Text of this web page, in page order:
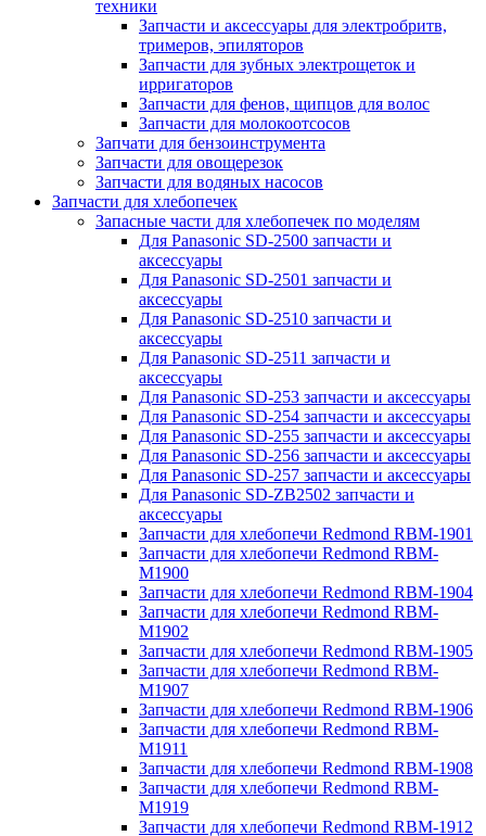
техники
Запчасти и аксессуары для электробритв,
тримеров, эпиляторов
Запчасти для зубных электрощеток и
ирригаторов
Запчасти для фенов, щипцов для волос
Запчасти для молокоотсосов
Запчати для бензоинструмента
Запчасти для овощерезок
Запчасти для водяных насосов
Запчасти для хлебопечек
Запасные части для хлебопечек по моделям
Для Panasonic SD-2500 запчасти и
аксессуары
Для Panasonic SD-2501 запчасти и
аксессуары
Для Panasonic SD-2510 запчасти и
аксессуары
Для Panasonic SD-2511 запчасти и
аксессуары
Для Panasonic SD-253 запчасти и аксессуары
Для Panasonic SD-254 запчасти и аксессуары
Для Panasonic SD-255 запчасти и аксессуары
Для Panasonic SD-256 запчасти и аксессуары
Для Panasonic SD-257 запчасти и аксессуары
Для Panasonic SD-ZB2502 запчасти и
аксессуары
Запчасти для хлебопечи Redmond RBM-1901
Запчасти для хлебопечи Redmond RBM-
M1900
Запчасти для хлебопечи Redmond RBM-1904
Запчасти для хлебопечи Redmond RBM-
M1902
Запчасти для хлебопечи Redmond RBM-1905
Запчасти для хлебопечи Redmond RBM-
M1907
Запчасти для хлебопечи Redmond RBM-1906
Запчасти для хлебопечи Redmond RBM-
M1911
Запчасти для хлебопечи Redmond RBM-1908
Запчасти для хлебопечи Redmond RBM-
M1919
Запчасти для хлебопечи Redmond RBM-1912